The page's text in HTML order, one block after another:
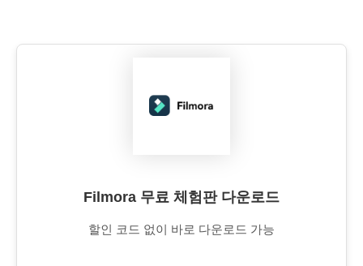
Filmora 무료 체험판 다운로드
할인 코드 없이 바로 다운로드 가능